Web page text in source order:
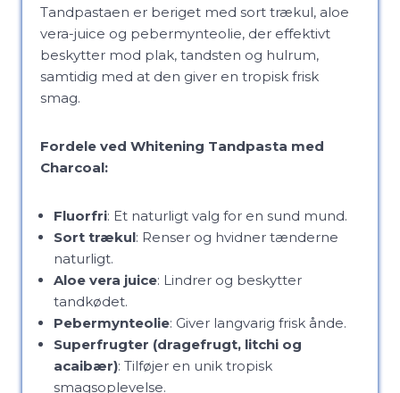
Tandpastaen er beriget med sort trækul, aloe
vera-juice og pebermynteolie, der effektivt
beskytter mod plak, tandsten og hulrum,
samtidig med at den giver en tropisk frisk
smag.
Fordele ved Whitening Tandpasta med
Charcoal:
Fluorfri: Et naturligt valg for en sund mund.
Sort trækul: Renser og hvidner tænderne
naturligt.
Aloe vera juice: Lindrer og beskytter
tandkødet.
Pebermynteolie: Giver langvarig frisk ånde.
Superfrugter (dragefrugt, litchi og
acaibær): Tilføjer en unik tropisk
smagsoplevelse.